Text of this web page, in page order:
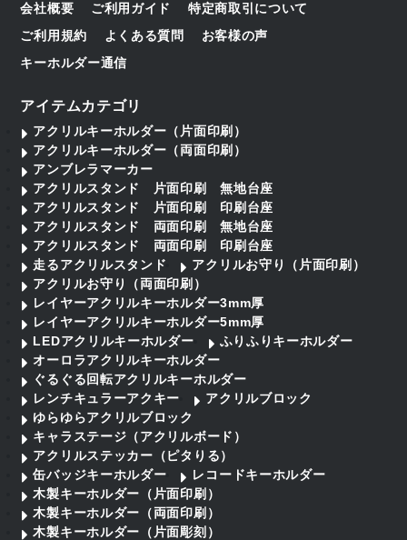
会社概要 ご利用ガイド
特定商取引について
ご利用規約
よくある質問
お客様の声
キーホルダー通信
アイテムカテゴリ
アクリルキーホルダー（片面印刷）
アクリルキーホルダー（両面印刷）
アンブレラマーカー
アクリルスタンド 片面印刷 無地台座
アクリルスタンド 片面印刷 印刷台座
アクリルスタンド 両面印刷 無地台座
アクリルスタンド 両面印刷 印刷台座
走るアクリルスタンド
アクリルお守り（片面印刷）
アクリルお守り（両面印刷）
レイヤーアクリルキーホルダー3mm厚
レイヤーアクリルキーホルダー5mm厚
LEDアクリルキーホルダー
ふりふりキーホルダー
オーロラアクリルキーホルダー
ぐるぐる回転アクリルキーホルダー
レンチキュラーアクキー
アクリルブロック
ゆらゆらアクリルブロック
キャラステージ（アクリルボード）
アクリルステッカー（ピタりる）
缶バッジキーホルダー
レコードキーホルダー
木製キーホルダー（片面印刷）
木製キーホルダー（両面印刷）
木製キーホルダー（片面彫刻）